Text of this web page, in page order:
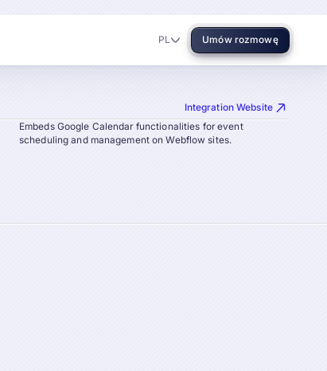
PL
Language
Umów rozmowę
Integration Website
Embeds Google Calendar functionalities for event
scheduling and management on Webflow sites.